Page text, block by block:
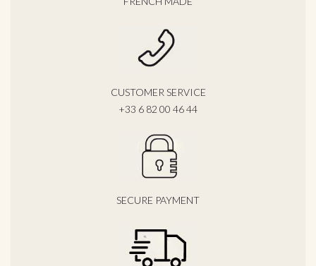
CUSTOMER SERVICE
+33 6 82 00 46 44
SECURE PAYMENT